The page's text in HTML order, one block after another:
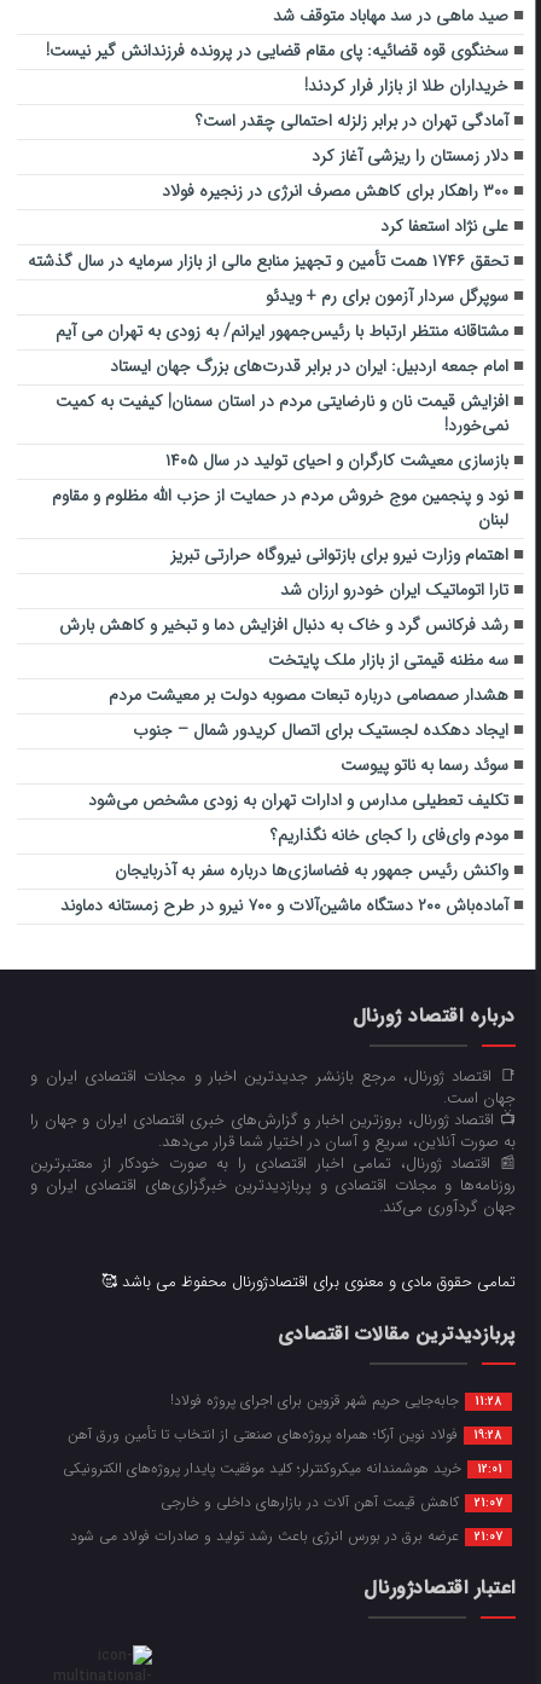
صید ماهی در سد مهاباد متوقف شد
سخنگوی قوه قضائیه: پای مقام قضایی در پرونده فرزندانش گیر نیست!
خریداران طلا از بازار فرار کردند!
آمادگی تهران در برابر زلزله احتمالی چقدر است؟
دلار زمستان را ریزشی آغاز کرد
۳۰۰ راهکار برای کاهش مصرف انرژی در زنجیره فولاد
علی نژاد استعفا کرد
تحقق ۱۷۴۶ همت تأمین و تجهیز منابع مالی از بازار سرمایه در سال گذشته
سوپرگل سردار آزمون برای رم + ویدئو
مشتاقانه منتظر ارتباط با رئیس‌جمهور ایرانم/ به زودی به تهران می آیم
امام جمعه اردبیل: ایران در برابر قدرت‌های بزرگ جهان ایستاد‌
افزایش قیمت نان و نارضایتی مردم در استان سمنان| کیفیت به کمیت
نمی‌خورد!
بازسازی معیشت کارگران و احیای تولید در سال ۱۴۰۵
نود و پنجمین موج خروش مردم در حمایت از حزب الله مظلوم و مقاوم
لبنان
اهتمام وزارت نیرو برای بازتوانی نیروگاه حرارتی تبریز
تارا اتوماتیک ایران خودرو ارزان شد
رشد فرکانس گرد و خاک به دنبال افزایش دما و تبخیر و کاهش بارش
سه مظنه قیمتی از بازار ملک پایتخت
هشدار صمصامی درباره تبعات مصوبه دولت بر معیشت مردم
ایجاد دهکده لجستیک برای اتصال کریدور شمال – جنوب
سوئد رسما به ناتو پیوست
تکلیف تعطیلی مدارس و ادارات تهران به زودی مشخص می‌شود
مودم وای‌فای را کجای خانه نگذاریم؟
واکنش رئیس جمهور به فضاسازی‌ها درباره سفر به آذربایجان
آماده‌باش ۲۰۰ دستگاه ماشین‌آلات و ۷۰۰ نیرو در طرح زمستانه دماوند
درباره اقتصاد ژورنال
📑 اقتصاد ژورنال، مرجع بازنشر جدیدترین اخبار و مجلات اقتصادی ایران و
جهان است.
📺 اقتصاد ژورنال، بروزترین اخبار و گزارش‌های خبری اقتصادی ایران و جهان را
به صورت آنلاین، سریع و آسان در اختیار شما قرار می‌‌دهد.
📰 اقتصاد ژورنال، تمامی اخبار اقتصادی را به صورت خودکار از معتبرترین
روزنامه‌ها و مجلات اقتصادی و پربازدیدترین خبرگزاری‌های اقتصادی ایران و
جهان گردآوری می‌کند.
تمامی حقوق مادی و معنوی برای اقتصادژورنال محفوظ می باشد 🥰
پربازدیدترین مقالات اقتصادی
11:28 جابه‌جایی حریم شهر قزوین برای اجرای پروژه فولاد!
19:28 فولاد نوین آرکا؛ همراه پروژه‌های صنعتی از انتخاب تا تأمین ورق آهن
12:01 خرید هوشمندانه میکروکنترلر؛ کلید موفقیت پایدار پروژه‌های الکترونیکی
21:07 کاهش قیمت آهن آلات در بازارهای داخلی و خارجی
21:07 عرضه برق در بورس انرژی باعث رشد تولید و صادرات فولاد می شود
اعتبار اقتصادژورنال